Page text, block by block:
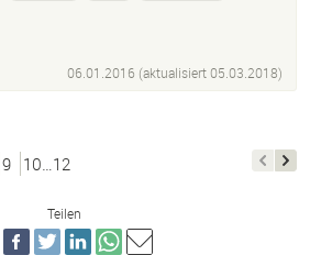
Film Entwicklung Dozent
06.01.2016 (aktualisiert05.03.2018)
9 10…12
Teilen